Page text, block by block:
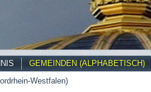
GEMEINDEN (ALPHABETISCH)
Westfalen)